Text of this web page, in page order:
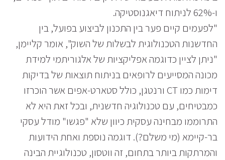
ו-62% לניתוח דיאגנוסטיקה.
"לפעמים קיים פער בין התכנון לביצוע בפועל, בין
החדשנות הטכנולוגית לבשלות של השוק", אומר קליימן,
"ניתן לציין כדוגמה אפליקציות של אלגוריתמי למידת
מכונה המסייעים לרופאים בניתוח תוצאות של בדיקות
דימות כמו CT ורנטגן, כולל סטארט-אפים אשר הוכרזו
כמבטיחים, עם טכנולוגיה חדשנית, ובכל זאת היא לא
התרוממו מבחינה עסקית כיוון שלא "פגשו" מודל עסקי
בר-קיימא (מי משלם?). דוגמה נוספת ואחת הידועות
והמרתקות ביותר בתחום, זה ווטסון, טכנולוגיית הבינה